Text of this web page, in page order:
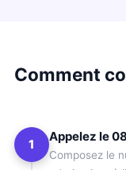
Comment
1
Appelez le
Composez le